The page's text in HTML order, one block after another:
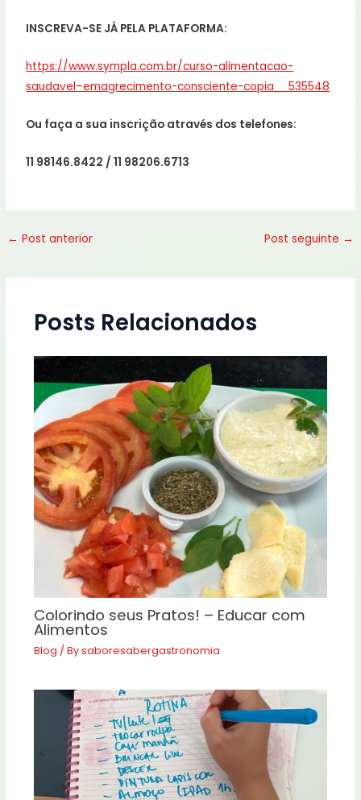
INSCREVA-SE JÁ PELA PLATAFORMA:
https://www.sympla.com.br/curso-alimentacao-
saudavel–emagrecimento-consciente-copia__535548
Ou faça a sua inscrição através dos telefones:
11 98146.8422 / 11 98206.6713
← Post anterior Post seguinte →
Posts Relacionados
Colorindo seus Pratos! – Educar com
Alimentos
Blog / Bysaboresabergastronomia